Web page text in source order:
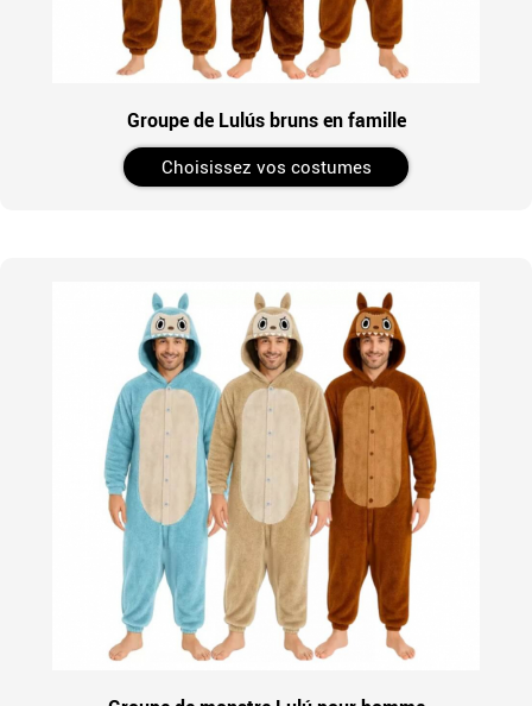
Groupe de Lulús bruns en famille
Choisissez vos costumes